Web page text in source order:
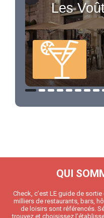
Les
QUI
Check, c’est LE guide de
milliers de restaurants, bars,
de loisirs sont référencés.
trouvez et choisissez